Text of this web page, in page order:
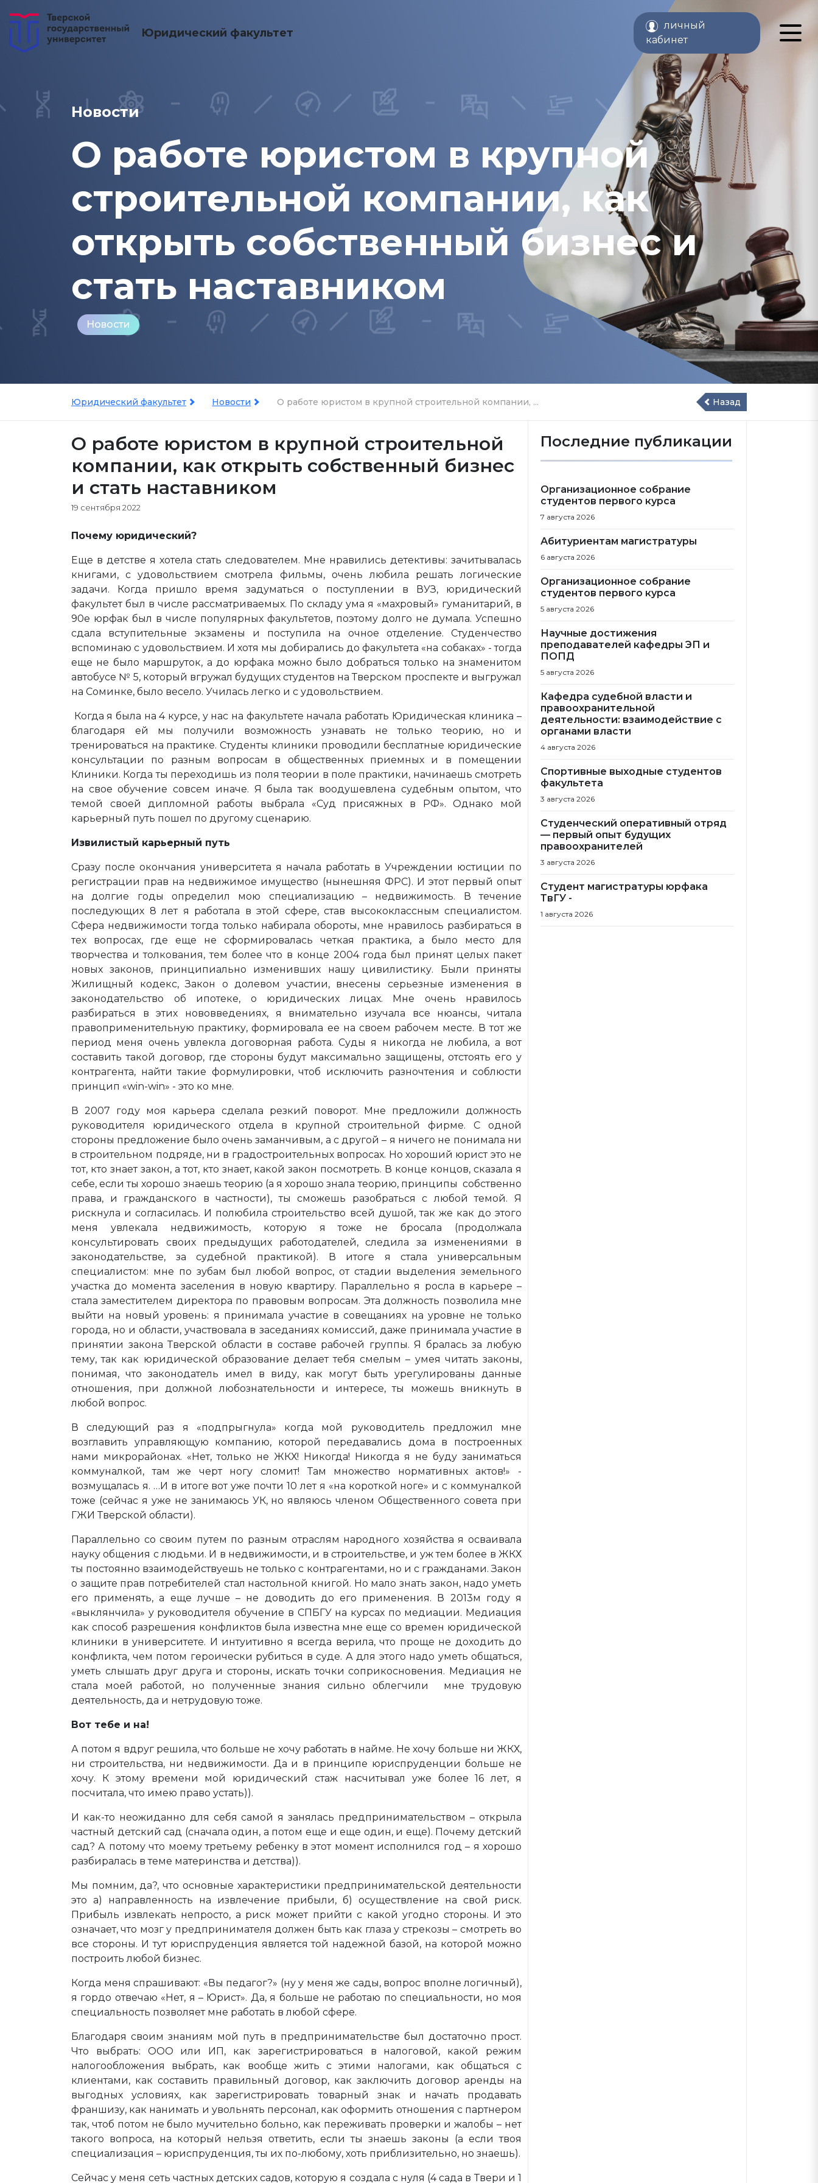
Юридический факультет
личный
кабинет
Новости
О работе юристом в крупной
строительной компании, как
открыть собственный бизнес и
стать наставником
Новости
Юридический факультет Новости О работе юристом в крупной строительной компании, ... Назад
О работе юристом в крупной строительной
компании, как открыть собственный бизнес
и стать наставником
19 сентября 2022
Почему юридический?
Еще в детстве я хотела стать следователем. Мне нравились детективы: зачитывалась
книгами, с удовольствием смотрела фильмы, очень любила решать логические
задачи. Когда пришло время задуматься о поступлении в ВУЗ, юридический
факультет был в числе рассматриваемых. По складу ума я «махровый» гуманитарий, в
90е юрфак был в числе популярных факультетов, поэтому долго не думала. Успешно
сдала вступительные экзамены и поступила на очное отделение. Студенчество
вспоминаю с удовольствием. И хотя мы добирались до факультета «на собаках» - тогда
еще не было маршруток, а до юрфака можно было добраться только на знаменитом
автобусе № 5, который вгружал будущих студентов на Тверском проспекте и выгружал
на Соминке, было весело. Училась легко и с удовольствием.
Когда я была на 4 курсе, у нас на факультете начала работать Юридическая клиника –
благодаря ей мы получили возможность узнавать не только теорию, но и
тренироваться на практике. Студенты клиники проводили бесплатные юридические
консультации по разным вопросам в общественных приемных и в помещении
Клиники. Когда ты переходишь из поля теории в поле практики, начинаешь смотреть
на свое обучение совсем иначе. Я была так воодушевлена судебным опытом, что
темой своей дипломной работы выбрала «Суд присяжных в РФ». Однако мой
карьерный путь пошел по другому сценарию.
Извилистый карьерный путь
Сразу после окончания университета я начала работать в Учреждении юстиции по
регистрации прав на недвижимое имущество (нынешняя ФРС). И этот первый опыт
на долгие годы определил мою специализацию – недвижимость. В течение
последующих 8 лет я работала в этой сфере, став высококлассным специалистом.
Сфера недвижимости тогда только набирала обороты, мне нравилось разбираться в
тех вопросах, где еще не сформировалась четкая практика, а было место для
творчества и толкования, тем более что в конце 2004 года был принят целых пакет
новых законов, принципиально изменивших нашу цивилистику. Были приняты
Жилищный кодекс, Закон о долевом участии, внесены серьезные изменения в
законодательство об ипотеке, о юридических лицах. Мне очень нравилось
разбираться в этих нововведениях, я внимательно изучала все нюансы, читала
правоприменительную практику, формировала ее на своем рабочем месте. В тот же
период меня очень увлекла договорная работа. Суды я никогда не любила, а вот
составить такой договор, где стороны будут максимально защищены, отстоять его у
контрагента, найти такие формулировки, чтоб исключить разночтения и соблюсти
принцип «win-win» - это ко мне.
В 2007 году моя карьера сделала резкий поворот. Мне предложили должность
руководителя юридического отдела в крупной строительной фирме. С одной
стороны предложение было очень заманчивым, а с другой – я ничего не понимала ни
в строительном подряде, ни в градостроительных вопросах. Но хороший юрист это не
тот, кто знает закон, а тот, кто знает, какой закон посмотреть. В конце концов, сказала я
себе, если ты хорошо знаешь теорию (а я хорошо знала теорию, принципы собственно
права, и гражданского в частности), ты сможешь разобраться с любой темой. Я
рискнула и согласилась. И полюбила строительство всей душой, так же как до этого
меня увлекала недвижимость, которую я тоже не бросала (продолжала
консультировать своих предыдущих работодателей, следила за изменениями в
законодательстве, за судебной практикой). В итоге я стала универсальным
специалистом: мне по зубам был любой вопрос, от стадии выделения земельного
участка до момента заселения в новую квартиру. Параллельно я росла в карьере –
стала заместителем директора по правовым вопросам. Эта должность позволила мне
выйти на новый уровень: я принимала участие в совещаниях на уровне не только
города, но и области, участвовала в заседаниях комиссий, даже принимала участие в
принятии закона Тверской области в составе рабочей группы. Я бралась за любую
тему, так как юридической образование делает тебя смелым – умея читать законы,
понимая, что законодатель имел в виду, как могут быть урегулированы данные
отношения, при должной любознательности и интересе, ты можешь вникнуть в
любой вопрос.
В следующий раз я «подпрыгнула» когда мой руководитель предложил мне
возглавить управляющую компанию, которой передавались дома в построенных
нами микрорайонах. «Нет, только не ЖКХ! Никогда! Никогда я не буду заниматься
коммуналкой, там же черт ногу сломит! Там множество нормативных актов!» -
возмущалась я. …И в итоге вот уже почти 10 лет я «на короткой ноге» и с коммуналкой
тоже (сейчас я уже не занимаюсь УК, но являюсь членом Общественного совета при
ГЖИ Тверской области).
Параллельно со своим путем по разным отраслям народного хозяйства я осваивала
науку общения с людьми. И в недвижимости, и в строительстве, и уж тем более в ЖКХ
ты постоянно взаимодействуешь не только с контрагентами, но и с гражданами. Закон
о защите прав потребителей стал настольной книгой. Но мало знать закон, надо уметь
его применять, а еще лучше – не доводить до его применения. В 2013м году я
«выклянчила» у руководителя обучение в СПБГУ на курсах по медиации. Медиация
как способ разрешения конфликтов была известна мне еще со времен юридической
клиники в университете. И интуитивно я всегда верила, что проще не доходить до
конфликта, чем потом героически рубиться в суде. А для этого надо уметь общаться,
уметь слышать друг друга и стороны, искать точки соприкосновения. Медиация не
стала моей работой, но полученные знания сильно облегчили мне трудовую
деятельность, да и нетрудовую тоже.
Вот тебе и на!
А потом я вдруг решила, что больше не хочу работать в найме. Не хочу больше ни ЖКХ,
ни строительства, ни недвижимости. Да и в принципе юриспруденции больше не
хочу. К этому времени мой юридический стаж насчитывал уже более 16 лет, я
посчитала, что имею право устать)).
И как-то неожиданно для себя самой я занялась предпринимательством – открыла
частный детский сад (сначала один, а потом еще и еще один, и еще). Почему детский
сад? А потому что моему третьему ребенку в этот момент исполнился год – я хорошо
разбиралась в теме материнства и детства)).
Мы помним, да?, что основные характеристики предпринимательской деятельности
это а) направленность на извлечение прибыли, б) осуществление на свой риск.
Прибыль извлекать непросто, а риск может прийти с какой угодно стороны. И это
означает, что мозг у предпринимателя должен быть как глаза у стрекозы – смотреть во
все стороны. И тут юриспруденция является той надежной базой, на которой можно
построить любой бизнес.
Когда меня спрашивают: «Вы педагог?» (ну у меня же сады, вопрос вполне логичный),
я гордо отвечаю «Нет, я – Юрист». Да, я больше не работаю по специальности, но моя
специальность позволяет мне работать в любой сфере.
Благодаря своим знаниям мой путь в предпринимательстве был достаточно прост.
Что выбрать: ООО или ИП, как зарегистрироваться в налоговой, какой режим
налогообложения выбрать, как вообще жить с этими налогами, как общаться с
клиентами, как составить правильный договор, как заключить договор аренды на
выгодных условиях, как зарегистрировать товарный знак и начать продавать
франшизу, как нанимать и увольнять персонал, как оформить отношения с партнером
так, чтоб потом не было мучительно больно, как переживать проверки и жалобы – нет
такого вопроса, на который нельзя ответить, если ты знаешь законы (а если твоя
специализация – юриспруденция, ты их по-любому, хоть приблизительно, но знаешь).
Сейчас у меня сеть частных детских садов, которую я создала с нуля (4 сада в Твери и 1
Последние публикации
Организационное собрание
студентов первого курса
7 августа 2026
Абитуриентам магистратуры
6 августа 2026
Организационное собрание
студентов первого курса
5 августа 2026
Научные достижения
преподавателей кафедры ЭП и
ПОПД
5 августа 2026
Кафедра судебной власти и
правоохранительной
деятельности: взаимодействие с
органами власти
4 августа 2026
Спортивные выходные студентов
факультета
3 августа 2026
Студенческий оперативный отряд
— первый опыт будущих
правоохранителей
3 августа 2026
Студент магистратуры юрфака
ТвГУ -
1 августа 2026